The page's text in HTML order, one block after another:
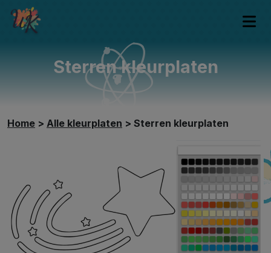
Sterren kleurplaten
Home > Alle kleurplaten > Sterren kleurplaten